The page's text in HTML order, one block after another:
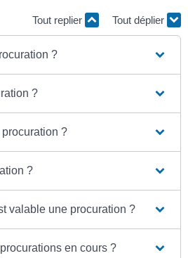
Tout replier Tout déplier
?
?
?
?
valable une procuration ?
en cours ?